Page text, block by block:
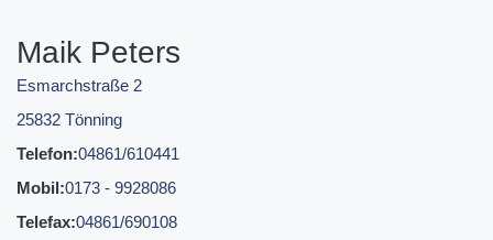
Maik Peters
Esmarchstraße 2
25832 Tönning
Telefon:04861/610441
Mobil:0173 - 9928086
Telefax:04861/690108